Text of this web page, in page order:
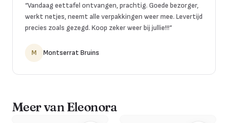
“Vandaag eettafel ontvangen, prachtig. Goede bezorger,
werkt netjes, neemt alle verpakkingen weer mee. Levertijd
precies zoals gezegd. Koop zeker weer bij jullie!!!”
M Montserrat Bruins
Meer van Eleonora